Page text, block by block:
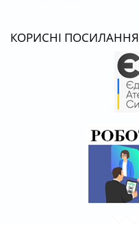
КОРИСНІ ПОСИЛАННЯ